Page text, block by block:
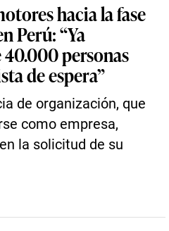
hacia la fase
Perú: “Ya
personas
de espera”
de organización, que
como empresa,
la solicitud de su